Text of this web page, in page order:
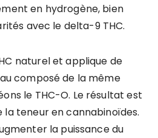
en hydrogène, bien
avec le delta-9 THC.
naturel et applique de
composé de la même
le THC-O. Le résultat est
teneur en cannabinoïdes.
la puissance du